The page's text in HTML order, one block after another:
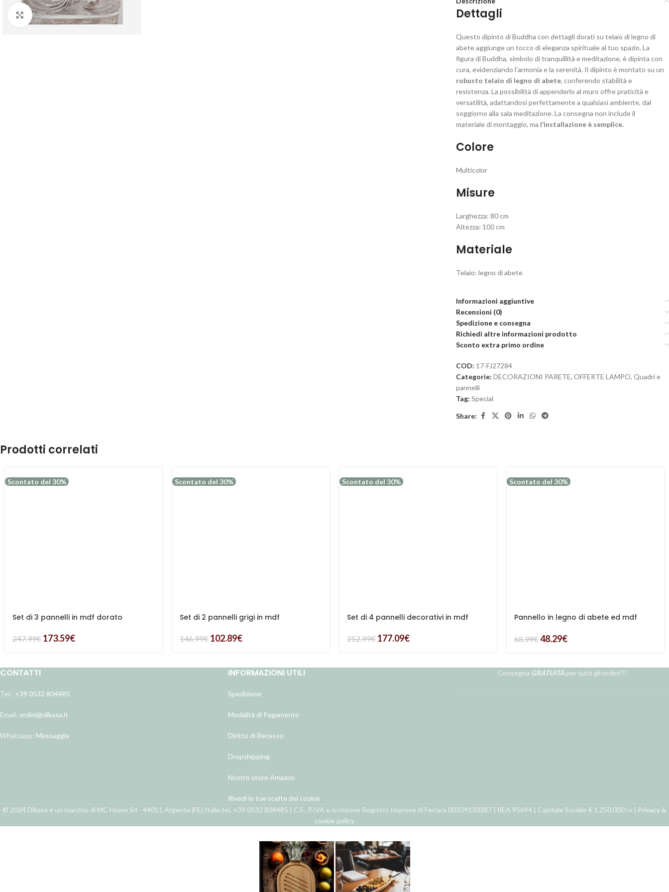
Clicca per ingrandire Dettagli
Questo dipinto di Buddha con dettagli dorati su telaio di legno di
abete aggiunge un tocco di eleganza spirituale al tuo spazio. La
figura di Buddha, simbolo di tranquillità e meditazione, è dipinta con
cura, evidenziando l’armonia e la serenità. Il dipinto è montato su un
robusto telaio di legno di abete, conferendo stabilità e
resistenza. La possibilità di appenderlo al muro offre praticità e
versatilità, adattandosi perfettamente a qualsiasi ambiente, dal
soggiorno alla sala meditazione. La consegna non include il
materiale di montaggio, ma l’installazione è semplice.
Colore
Multicolor
Misure
Larghezza: 80 cm
Altezza: 100 cm
Materiale
Telaio: legno di abete
Informazioni aggiuntive
Recensioni (0)
Spedizione e consegna
Richiedi altre informazioni prodotto
Sconto extra primo ordine
COD: 17-FJ27284
Categorie: DECORAZIONI PARETE, OFFERTE LAMPO, Quadri e
pannelli
Tag: Special
Share:
Prodotti correlati
Scontato del 30%
Set di 3 pannelli in mdf dorato
247.99€ 173.59€
Scontato del 30%
Set di 2 pannelli grigi in mdf
146.99€ 102.89€
Scontato del 30%
Set di 4 pannelli decorativi in mdf
252.99€ 177.09€
Scontato del 30%
Pannello in legno di abete ed mdf
68.99€48.29€
CONTATTI
Tel.: +39 0532 804485
Email: ordini@dikasa.it
Whatsapp: Messaggia
INFORMAZIONI UTILI
Spedizione
Modalità di Pagamento
Diritto di Recesso
Dropshipping
Nostro store Amazon
Rivedi le tue scelte dei cookie
Consegna GRATUITA per tutti gli ordini!!!
© 2024 Dikasa è un marchio di MC Home Srl - 44011 Argenta (FE) Italia tel. +39 0532 804485 | C.F., P.IVA e iscrizione Registro Imprese di Ferrara 00339130387 | REA 95694 | Capitale Sociale € 1.250.000 i.v | Privacy &
cookie policy